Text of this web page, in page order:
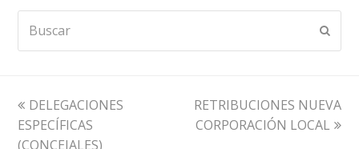
previous
post:
DELEGACIONES
ESPECÍFICAS
(CONCEJALES)
next
post:
RETRIBUCIONES NUEVA
CORPORACIÓN LOCAL